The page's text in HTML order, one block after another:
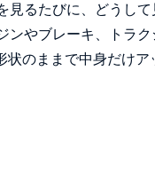
見るたびに、どうし
ンやブレーキ、トラ
のままで中身だけ